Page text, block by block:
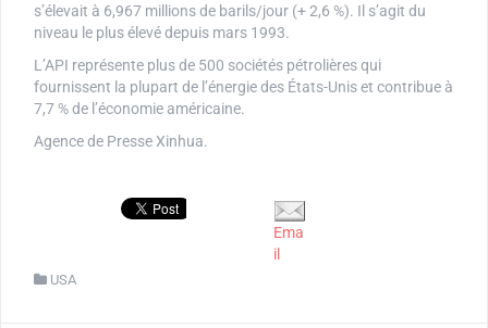
s’élevait à 6,967 millions de barils/jour (+ 2,6 %). Il s’agit du
niveau le plus élevé depuis mars 1993.
L’API représente plus de 500 sociétés pétrolières qui
fournissent la plupart de l’énergie des États-Unis et contribue à
7,7 % de l’économie américaine.
Agence de Presse Xinhua.
Ema
il
USA